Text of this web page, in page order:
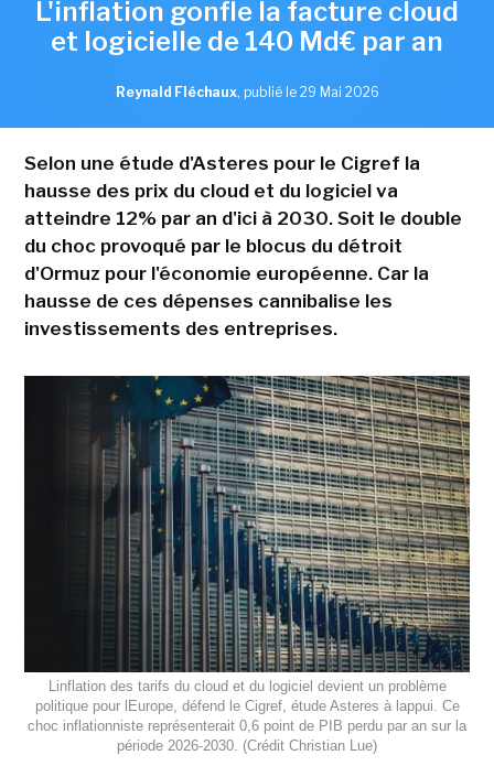
L'inflation gonfle la facture cloud
et logicielle de 140 Md€ par an
Reynald Fléchaux, publié le 29 Mai 2026
Selon une étude d'Asteres pour le Cigref la
hausse des prix du cloud et du logiciel va
atteindre 12% par an d'ici à 2030. Soit le double
du choc provoqué par le blocus du détroit
d'Ormuz pour l'économie européenne. Car la
hausse de ces dépenses cannibalise les
investissements des entreprises.
Linflation des tarifs du cloud et du logiciel devient un problème
politique pour lEurope, défend le Cigref, étude Asteres à lappui. Ce
choc inflationniste représenterait 0,6 point de PIB perdu par an sur la
période 2026-2030. (Crédit Christian Lue)